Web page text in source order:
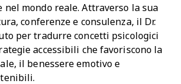
nel mondo reale. Attraverso la sua
conferenze e consulenza, il Dr.
per tradurre concetti psicologici
accessibili che favoriscono la
il benessere emotivo e